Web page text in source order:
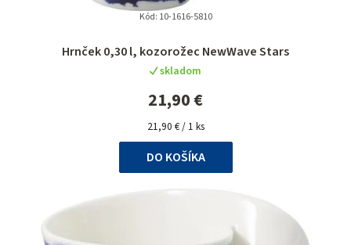
Hrnček 0,30 l, kozorožec NewWave Stars
skladom
21,90 €
Jednotková
cena:
21,90 € / 1 ks
DO KOŠÍKA
Kód: 10-1616-5810